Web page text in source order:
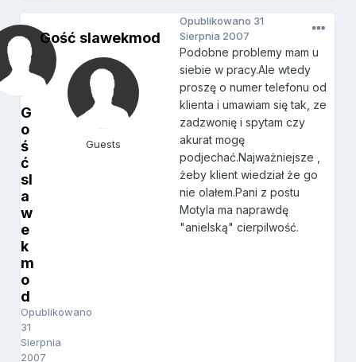
G
o
ś
ć
sl
a
w
e
k
m
o
d
Opublikowano
31
Sierpnia
2007
Gość slawekmod
Guests
Opublikowano 31
Sierpnia 2007
Podobne problemy mam u
siebie w pracy.Ale wtedy
proszę o numer telefonu od
klienta i umawiam się tak, ze
zadzwonię i spytam czy
akurat mogę
podjechać.Najważniejsze ,
żeby klient wiedział że go
nie olałem.Pani z postu
Motyla ma naprawdę
"anielską" cierpilwość.